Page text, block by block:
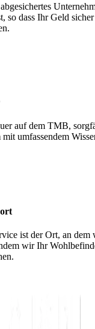
so dass Ihr Geld
auf dem TMB,
umfassendem
ist der Ort, an dem
wir Ihr